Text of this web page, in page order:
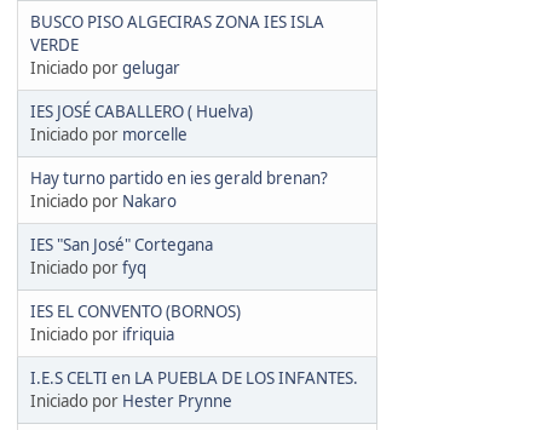
BUSCO PISO ALGECIRAS ZONA IES ISLA
VERDE
Iniciado porgelugar
IES JOSÉ CABALLERO ( Huelva)
Iniciado por morcelle
Hay turno partido en ies gerald brenan?
Iniciado por Nakaro
IES "San José" Cortegana
Iniciado porfyq
IES EL CONVENTO (BORNOS)
Iniciado por ifriquia
I.E.S CELTI en LA PUEBLA DE LOS INFANTES.
Iniciado por Hester Prynne